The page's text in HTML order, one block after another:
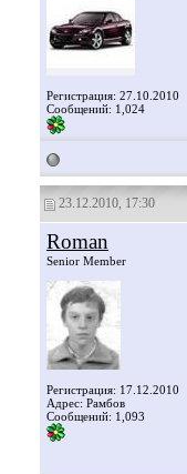
Регистрация: 27.10.2010
Сообщений: 1,024
23.12.2010, 17:30
Roman
Senior Member
Регистрация: 17.12.2010
Адрес: Рамбов
Сообщений: 1,093